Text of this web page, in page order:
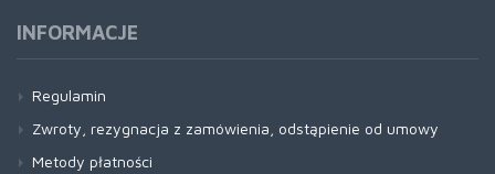
INFORMACJE
Regulamin
Zwroty, rezygnacja z zamówienia, odstąpienie od umowy
Metody płatności